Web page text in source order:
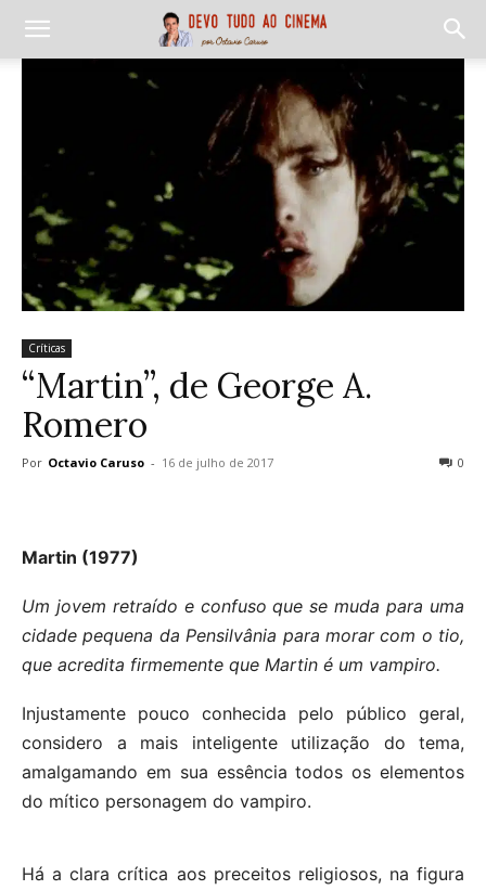
Críticas
“Martin”, de George A.
Romero
Por Octavio Caruso - 16 de julho de 2017 0
Martin (1977)
Um jovem retraído e confuso que se muda para uma
cidade pequena da Pensilvânia para morar com o tio,
que acredita firmemente que Martin é um vampiro.
Injustamente pouco conhecida pelo público geral,
considero a mais inteligente utilização do tema,
amalgamando em sua essência todos os elementos
do mítico personagem do vampiro.
Há a clara crítica aos preceitos religiosos, na figura